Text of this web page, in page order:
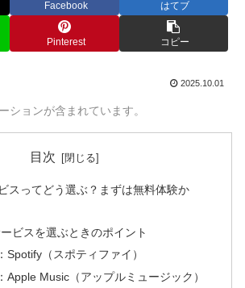
Facebook はてブ
Pinterest コピー
2025.10.01
ションが含まれています。
目次
スってどう選ぶ？まずは無料体験か
ビスを選ぶときのポイント
Spotify（スポティファイ）
Apple Music（アップルミュージック）